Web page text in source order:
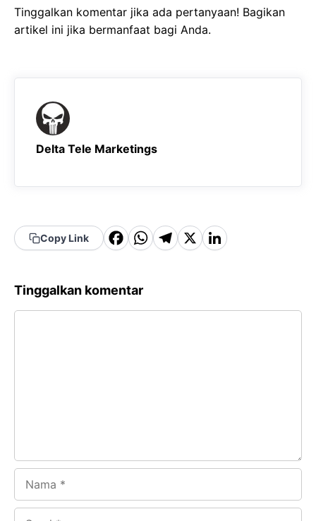
Tinggalkan komentar jika ada pertanyaan! Bagikan
artikel ini jika bermanfaat bagi Anda.
Delta Tele Marketings
Copy Link
F
c
e
W
a
t
T
g
X Li
e
Tinggalkan komentar